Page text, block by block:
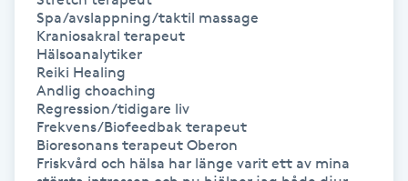
Gellack
Gellack med förstärkning
Gravidmassage
Spa/avslappning/taktil massage
Kraniosakral terapeut
Hälsoanalytiker
Reiki Healing
Andlig choaching
Regression/tidigare liv
Frekvens/Biofeedbak terapeut
Bioresonans terapeut Oberon
Friskvård och hälsa har länge varit ett av mina